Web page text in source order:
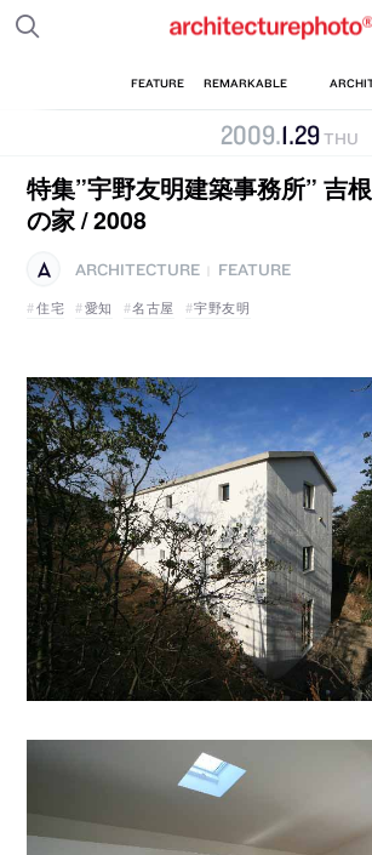
2009.1.29THU
特集”宇野友明建築事務所” 吉根
の家 / 2008
ARCHITECTURE
FEATURE
住宅
愛知 名古屋 宇野友明